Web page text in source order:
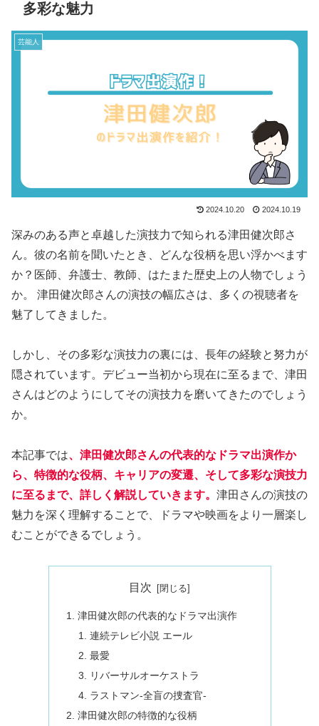
多彩な魅力
芸能人
2024.10.20 2024.10.19
深みのある声と卓越した演技力で知られる津田健次郎さ
ん。彼の名前を聞いたとき、どんな役柄を思い浮かべます
か？医師、弁護士、教師、はたまた歴史上の人物でしょう
か。 津田健次郎さんの演技の幅広さは、多くの視聴者を
魅了してきました。
しかし、その多彩な演技力の裏には、長年の経験と努力が
隠されています。デビュー当初から現在に至るまで、津田
さんはどのようにしてその演技力を磨いてきたのでしょう
か。
本記事では、津田健次郎さんの代表的なドラマ出演作か
ら、特徴的な役柄、キャリアの変遷、そして多彩な演技力
に至るまで、詳しく解説していきます。 津田さんの演技の
魅力を深く理解することで、ドラマや映画をより一層楽し
むことができるでしょう。
目次
津田健次郎の代表的なドラマ出演作
連続テレビ小説 エール
最愛
リバーサルオーケストラ
ラストマン-全盲の捜査官-
津田健次郎の特徴的な役柄